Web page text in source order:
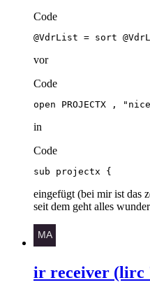
Code
@VdrList = sort
vor
Code
open PROJECTX ,
in
Code
sub projectx {
eingefügt (bei mir ist das
seit dem geht alles
ir receiver (lirc